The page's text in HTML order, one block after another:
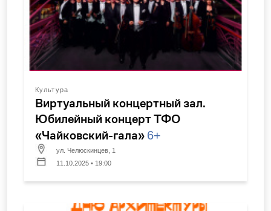
Культура
Виртуальный концертный зал.
Юбилейный концерт ТФО
«Чайковский-гала» 6+
ул. Челюскинцев, 1
11.10.2025 • 19:00